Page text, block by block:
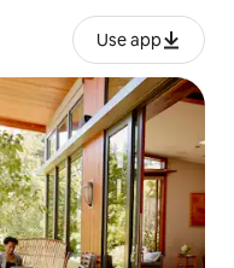
Use app